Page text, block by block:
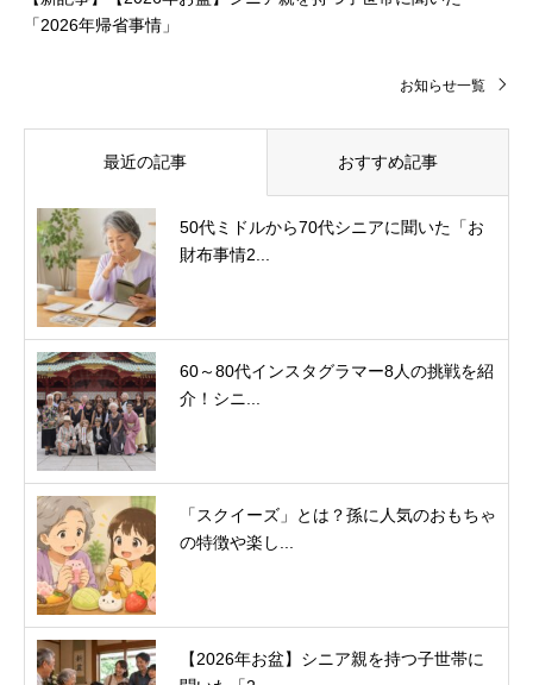
「2026年帰省事情」
お知らせ一覧
最近の記事 おすすめ記事
50代ミドルから70代シニアに聞いた「お
財布事情2...
60～80代インスタグラマー8人の挑戦を紹
介！シニ...
「スクイーズ」とは？孫に人気のおもちゃ
の特徴や楽し...
【2026年お盆】シニア親を持つ子世帯に